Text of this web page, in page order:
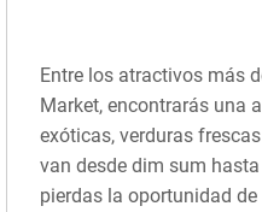
Entre los atractivos más
Market, encontrarás una
exóticas, verduras
van desde dim sum
pierdas la oportunidad